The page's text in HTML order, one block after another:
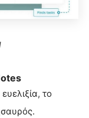
το